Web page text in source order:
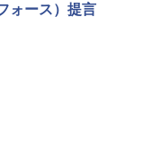
ォース）提言